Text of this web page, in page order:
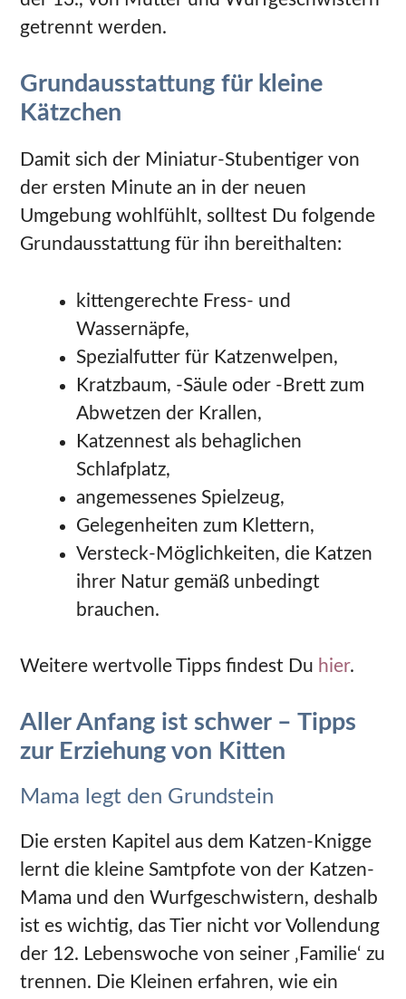
getrennt werden.
Grundausstattung für kleine
Kätzchen
Damit sich der Miniatur-Stubentiger von
der ersten Minute an in der neuen
Umgebung wohlfühlt, solltest Du folgende
Grundausstattung für ihn bereithalten:
kittengerechte Fress- und
Wassernäpfe,
Spezialfutter für Katzenwelpen,
Kratzbaum, -Säule oder -Brett zum
Abwetzen der Krallen,
Katzennest als behaglichen
Schlafplatz,
angemessenes Spielzeug,
Gelegenheiten zum Klettern,
Versteck-Möglichkeiten, die Katzen
ihrer Natur gemäß unbedingt
brauchen.
Weitere wertvolle Tipps findest Du hier.
Aller Anfang ist schwer – Tipps
zur Erziehung von Kitten
Mama legt den Grundstein
Die ersten Kapitel aus dem Katzen-Knigge
lernt die kleine Samtpfote von der Katzen-
Mama und den Wurfgeschwistern, deshalb
ist es wichtig, das Tier nicht vor Vollendung
der 12. Lebenswoche von seiner ‚Familie‘ zu
trennen. Die Kleinen erfahren, wie ein